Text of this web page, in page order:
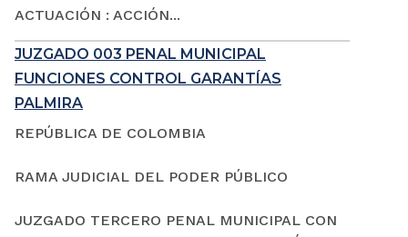
ACTUACIÓN : ACCIÓN...
JUZGADO 003 PENAL MUNICIPAL
FUNCIONES CONTROL GARANTÍAS
PALMIRA
REPÚBLICA DE COLOMBIA
RAMA JUDICIAL DEL PODER PÚBLICO
JUZGADO TERCERO PENAL MUNICIPAL CON